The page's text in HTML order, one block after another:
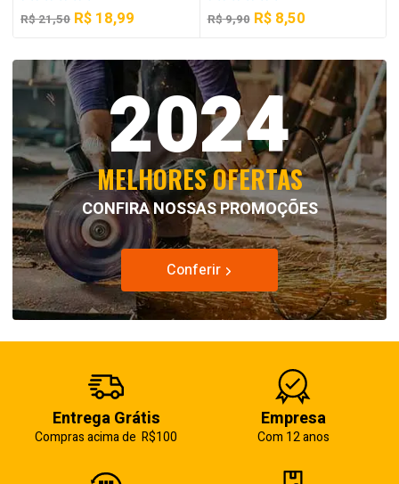
R$21,50 O
original
era:
R$ 21,50.
R$ 18,99
atual
é:
R$ 18,99.
R$9,90 O
original
era:
R$ 9,90.
R$8,50O
atual
é:
R$ 8,50.
2024
MELHORES OFERTAS
CONFIRA NOSSAS PROMOÇÕES
Conferir
Entrega Grátis
Compras acima de R$100
Empresa
Com 12 anos